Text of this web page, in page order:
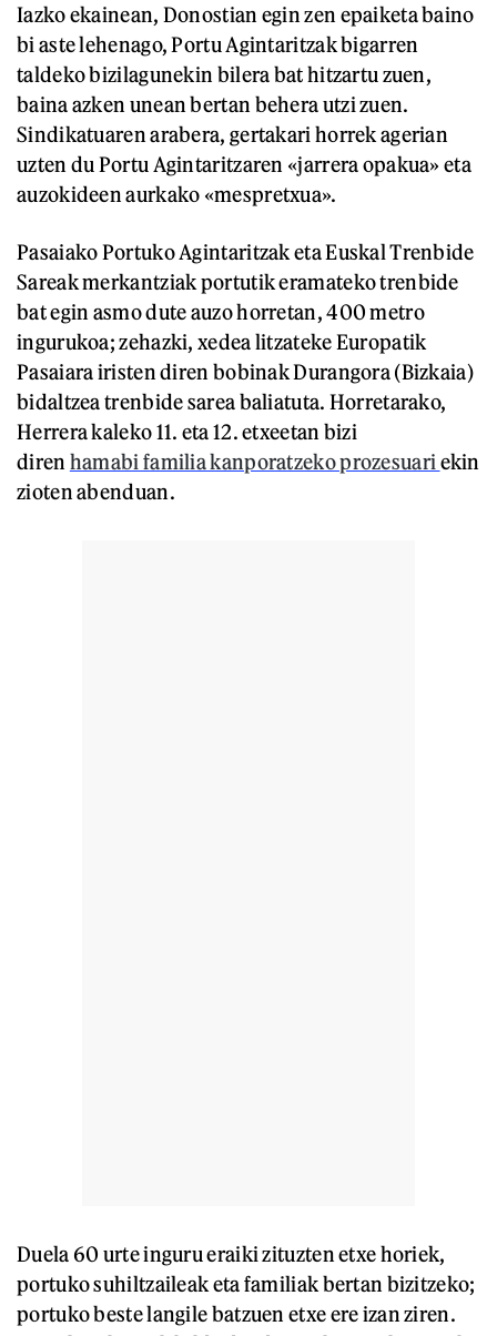
Iazko ekainean, Donostian egin zen epaiketa baino
bi aste lehenago, Portu Agintaritzak bigarren
taldeko bizilagunekin bilera bat hitzartu zuen,
baina azken unean bertan behera utzi zuen.
Sindikatuaren arabera, gertakari horrek agerian
uzten du Portu Agintaritzaren «jarrera opakua» eta
auzokideen aurkako «mespretxua».
Pasaiako Portuko Agintaritzak eta Euskal Trenbide
Sareak merkantziak portutik eramateko trenbide
bat egin asmo dute auzo horretan, 400 metro
ingurukoa; zehazki, xedea litzateke Europatik
Pasaiara iristen diren bobinak Durangora (Bizkaia)
bidaltzea trenbide sarea baliatuta. Horretarako,
Herrera kaleko 11. eta 12. etxeetan bizi
diren hamabi familia kanporatzeko prozesuari ekin
zioten abenduan.
Duela 60 urte inguru eraiki zituzten etxe horiek,
portuko suhiltzaileak eta familiak bertan bizitzeko;
portuko beste langile batzuen etxe ere izan ziren.